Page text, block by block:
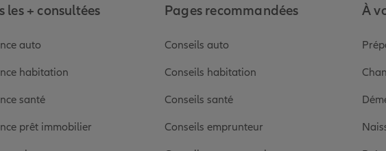
les + consultées
auto
habitation
santé
prêt immobilier
Pages recommandées
Conseils auto
Conseils habitation
Conseils santé
Conseils emprunteur
À